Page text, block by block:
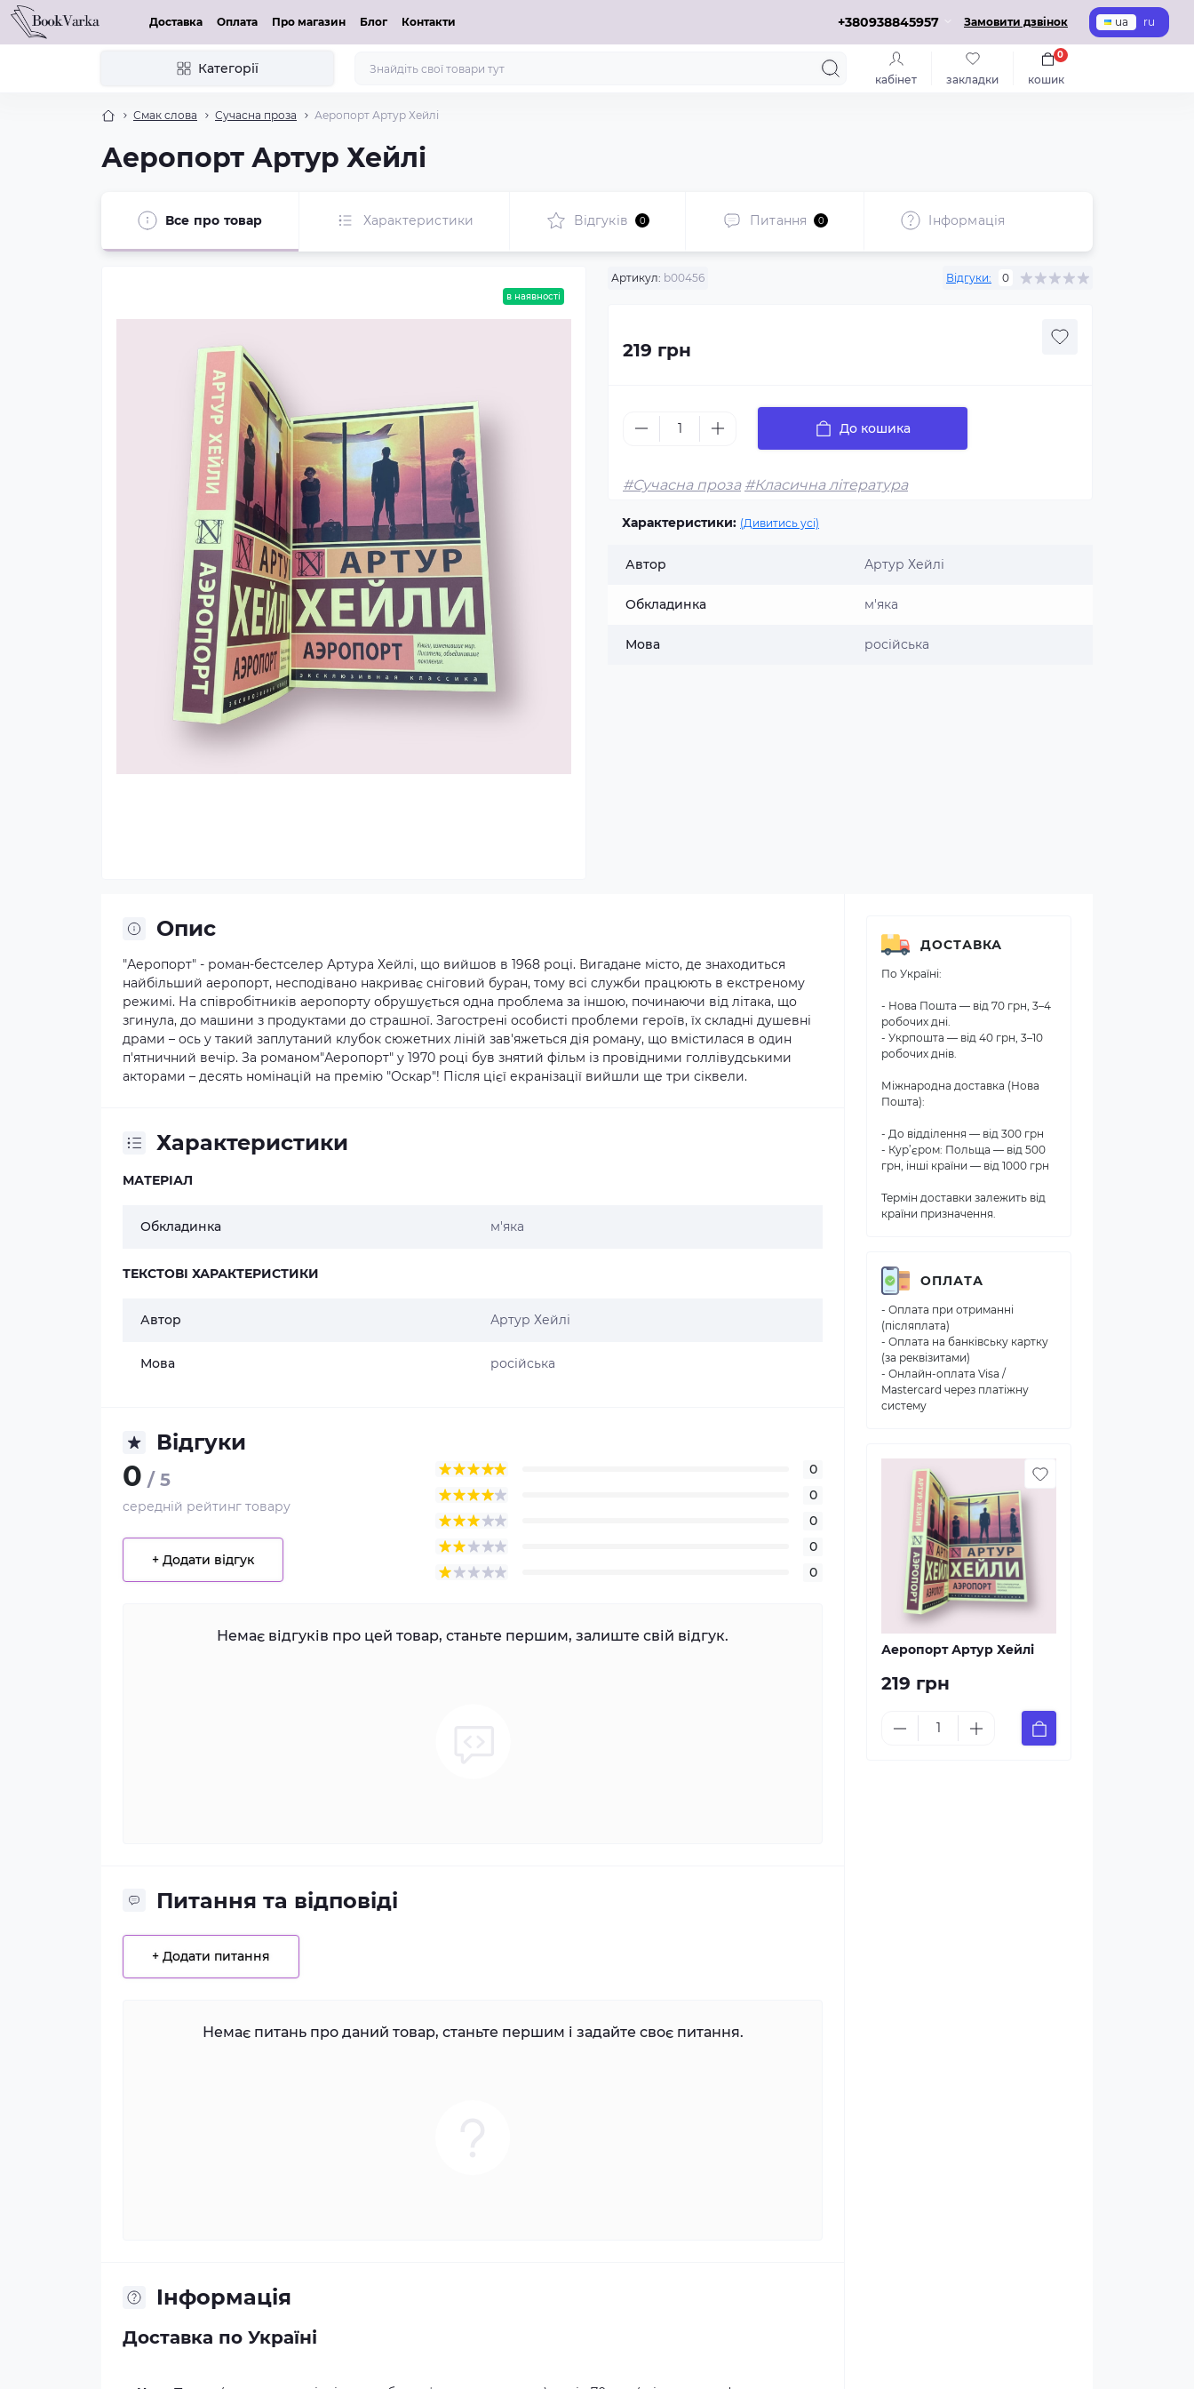
Доставка Оплата Про магазин Блог Контакти +380938845957 Замовити дзвінок ua ru
Категорії
кабінет закладки кошик
0
Смак слова Сучасна проза Аеропорт Артур Хейлі
Аеропорт Артур Хейлі
Все про товар Характеристики Відгуків 0 Питання 0 Iнформація
в наявності
Артикул: b00456 Відгуки: 0
219 грн
До кошика
#Сучасна проза #Класична література
Характеристики: (Дивитись усі)
Автор Артур Хейлі
Обкладинка м'яка
Мова російська
Опис
"Аеропорт" - роман-бестселер Артура Хейлі, що вийшов в 1968 році. Вигадане місто, де знаходиться
найбільший аеропорт, несподівано накриває сніговий буран, тому всі служби працюють в екстреному
режимі. На співробітників аеропорту обрушується одна проблема за іншою, починаючи від літака, що
згинула, до машини з продуктами до страшної. Загострені особисті проблеми героїв, їх складні душевні
драми – ось у такий заплутаний клубок сюжетних ліній зав'яжеться дія роману, що вмістилася в один
п'ятничний вечір. За романом"Аеропорт" у 1970 році був знятий фільм із провідними голлівудськими
акторами – десять номінацій на премію "Оскар"! Після цієї екранізації вийшли ще три сіквели.
Характеристики
МАТЕРІАЛ
Обкладинка м'яка
ТЕКСТОВІ ХАРАКТЕРИСТИКИ
Автор Артур Хейлі
Мова російська
Відгуки
0 / 5
середній рейтинг товару
+ Додати відгук
0
0
0
0
0
Немає відгуків про цей товар, станьте першим, залиште свій відгук.
Питання та відповіді
+ Додати питання
Немає питань про даний товар, станьте першим і задайте своє питання.
Iнформація
Доставка по Україні
ДОСТАВКА
По Україні:
- Нова Пошта — від 70 грн, 3–4
робочих дні.
- Укрпошта — від 40 грн, 3–10
робочих днів.
Міжнародна доставка (Нова
Пошта):
- До відділення — від 300 грн
- Кур’єром: Польща — від 500
грн, інші країни — від 1000 грн
Термін доставки залежить від
країни призначення.
ОПЛАТА
- Оплата при отриманні
(післяплата)
- Оплата на банківську картку
(за реквізитами)
- Онлайн-оплата Visa /
Mastercard через платіжну
систему
Аеропорт Артур Хейлі
219 грн